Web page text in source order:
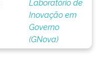
Inovação em
Governo
(GNova)